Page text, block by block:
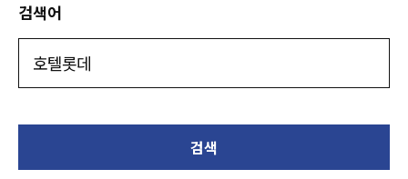
검색어
검색